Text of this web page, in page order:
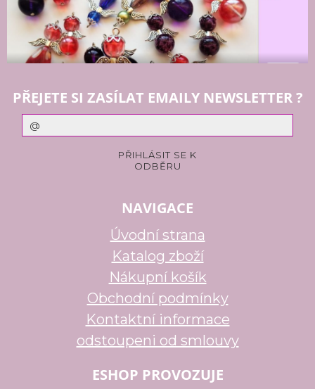
PŘEJETE SI ZASÍLAT EMAILY NEWSLETTER ?
NAVIGACE
Úvodní strana
Katalog zboží
Nákupní košík
Obchodní podmínky
Kontaktní informace
odstoupeni od smlouvy
ESHOP PROVOZUJE